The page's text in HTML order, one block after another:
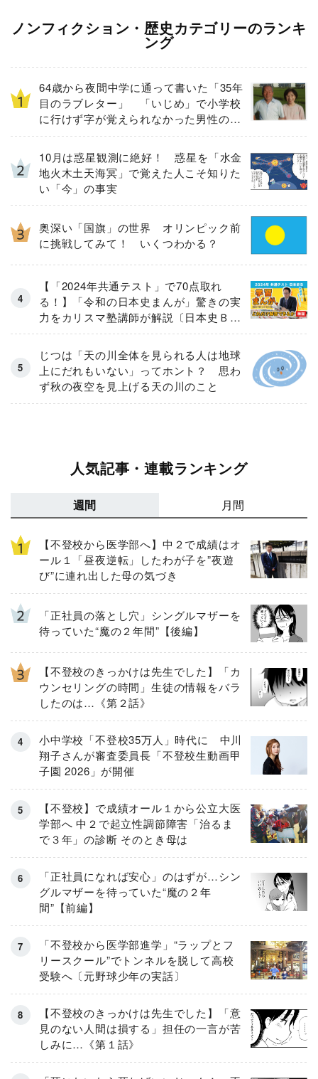
ノンフィクション・歴史カテゴリーのランキ
ング
64歳から夜間中学に通って書いた「35年
目のラブレター」 「いじめ」で小学校
に行けず字が覚えられなかった男性の実
話
10月は惑星観測に絶好！ 惑星を「水金
地火木土天海冥」で覚えた人こそ知りた
い「今」の事実
奥深い「国旗」の世界 オリンピック前
に挑戦してみて！ いくつわかる？
【「2024年共通テスト」で70点取れ
る！】「令和の日本史まんが」驚きの実
力をカリスマ塾講師が解説〔日本史Ｂ全
32問を徹底検証〕
じつは「天の川全体を見られる人は地球
上にだれもいない」ってホント？ 思わ
ず秋の夜空を見上げる天の川のこと
人気記事・連載ランキング
週間 月間
【不登校から医学部へ】中２で成績はオ
ール１「昼夜逆転」したわが子を”夜遊
び”に連れ出した母の気づき
「正社員の落とし穴」シングルマザーを
待っていた“魔の２年間”【後編】
【不登校のきっかけは先生でした】「カ
ウンセリングの時間」生徒の情報をバラ
したのは…《第２話》
小中学校「不登校35万人」時代に 中川
翔子さんが審査委員長「不登校生動画甲
子園 2026」が開催
【不登校】で成績オール１から公立大医
学部へ 中２で起立性調節障害「治るま
で３年」の診断 そのとき母は
「正社員になれば安心」のはずが…シン
グルマザーを待っていた“魔の２年
間”【前編】
「不登校から医学部進学」“ラップとフ
リースクール”でトンネルを脱して高校
受験へ〔元野球少年の実話〕
【不登校のきっかけは先生でした】「意
見のない人間は損する」担任の一言が苦
しみに…《第１話》